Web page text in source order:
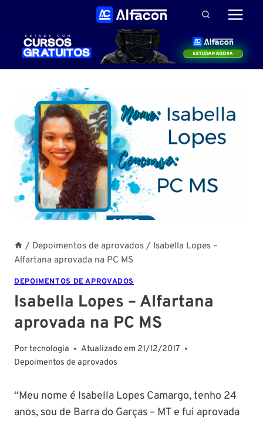
Conteúdo
/ Depoimentos de aprovados / Isabella Lopes –
Alfartana aprovada na PC MS
DEPOIMENTOS DE APROVADOS
Isabella Lopes – Alfartana
aprovada na PC MS
Portecnologia Atualizado em 21/12/2017
Depoimentos de aprovados
“Meu nome é Isabella Lopes Camargo, tenho 24
anos, sou de Barra do Garças – MT e fui aprovada